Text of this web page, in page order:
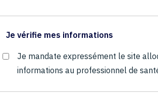
Je vérifie mes informations
Je mandate expressément le site
informations au professionnel de